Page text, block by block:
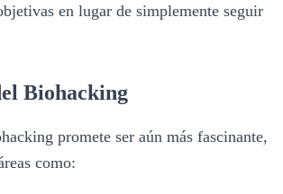
en lugar de simplemente seguir
Biohacking
promete ser aún más fascinante,
como: